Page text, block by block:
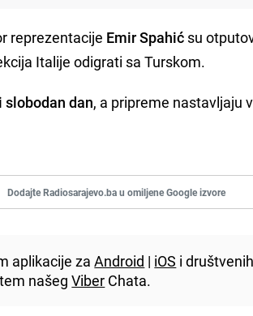
reprezentacije Emir Spahić su
Italije odigrati sa Turskom.
dan, a pripreme nastavljaju
Dodajte Radiosarajevo.ba u omiljene Google izvore
aplikacije zaAndroid | iOS i
našegViber Chata.